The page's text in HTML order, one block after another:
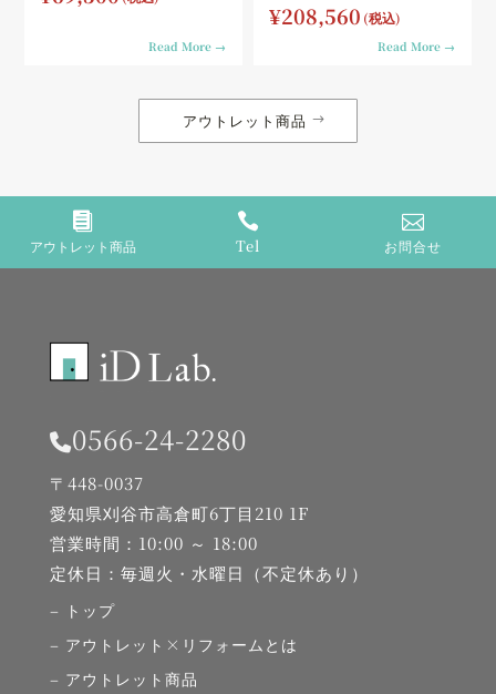
Read More →
¥208,560
Read More →
アウトレット商品

アウトレット商品

Tel

お問合せ
0566-24-2280
〒448-0037
愛知県刈谷市高倉町6丁目210 1F
営業時間：10:00 ～ 18:00
定休日：毎週火・水曜日（不定休あり）
– トップ
– アウトレット×リフォームとは
– アウトレット商品